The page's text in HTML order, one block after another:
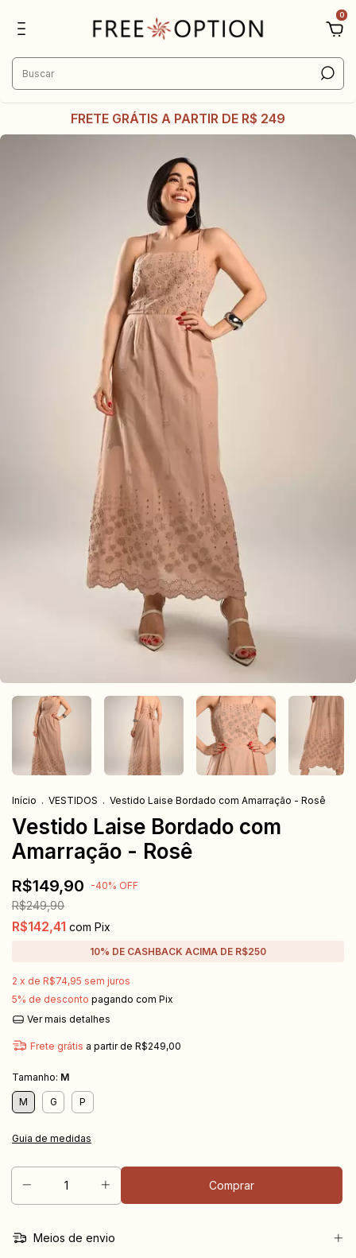
0
FRETE GRÁTIS A PARTIR DE R$ 249
Início . VESTIDOS . Vestido Laise Bordado com Amarração - Rosê
Vestido Laise Bordado com
Amarração - Rosê
R$149,90 -40% OFF
R$249,90
R$142,41 com Pix
2 x de R$74,95 sem juros
5% de desconto pagando com Pix
Ver mais detalhes
Frete grátis a partir de R$249,00
Tamanho: M
M G P
Guia de medidas
Meios de envio